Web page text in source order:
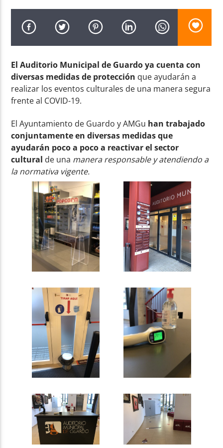
Radio AMGu
El Auditorio Municipal de Guardo ya cuenta con
diversas medidas de protección que ayudarán a
realizar los eventos culturales de una manera segura
frente al COVID-19.
El Ayuntamiento de Guardo y AMGu han trabajado
conjuntamente en diversas medidas que
ayudarán poco a poco a reactivar el sector
cultural de una manera responsable y atendiendo a
la normativa vigente.